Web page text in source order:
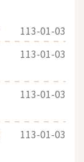
113-01-03
113-01-03
113-01-03
113-01-03